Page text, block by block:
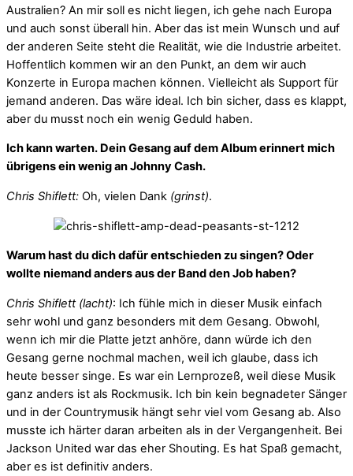
Australien? An mir soll es nicht liegen, ich gehe nach Europa
und auch sonst überall hin. Aber das ist mein Wunsch und auf
der anderen Seite steht die Realität, wie die Industrie arbeitet.
Hoffentlich kommen wir an den Punkt, an dem wir auch
Konzerte in Europa machen können. Vielleicht als Support für
jemand anderen. Das wäre ideal. Ich bin sicher, dass es klappt,
aber du musst noch ein wenig Geduld haben.
Ich kann warten. Dein Gesang auf dem Album erinnert mich
übrigens ein wenig an Johnny Cash.
Chris Shiflett: Oh, vielen Dank (grinst).
Warum hast du dich dafür entschieden zu singen? Oder
wollte niemand anders aus der Band den Job haben?
Chris Shiflett (lacht): Ich fühle mich in dieser Musik einfach
sehr wohl und ganz besonders mit dem Gesang. Obwohl,
wenn ich mir die Platte jetzt anhöre, dann würde ich den
Gesang gerne nochmal machen, weil ich glaube, dass ich
heute besser singe. Es war ein Lernprozeß, weil diese Musik
ganz anders ist als Rockmusik. Ich bin kein begnadeter Sänger
und in der Countrymusik hängt sehr viel vom Gesang ab. Also
musste ich härter daran arbeiten als in der Vergangenheit. Bei
Jackson United war das eher Shouting. Es hat Spaß gemacht,
aber es ist definitiv anders.